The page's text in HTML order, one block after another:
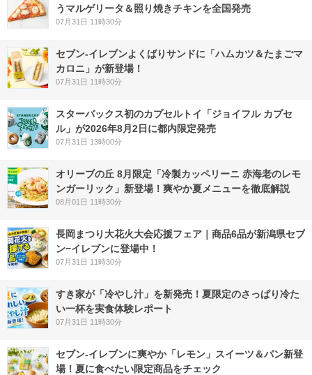
うマルゲリータ＆照り焼きチキンを全国発売
07月31日 11時30分
セブン‐イレブンよくばりサンドに「ハムカツ＆たまごマ
カロニ」が新登場！
07月31日 11時30分
スターバックス初のカプセルトイ「ジョイフル カプセ
ル」が2026年8月2日に都内限定発売
07月31日 13時00分
オリーブの丘 8月限定「冷製カッペリーニ 赤海老のレモ
ンガーリック」新登場！爽やか夏メニューを徹底解説
08月01日 11時30分
長岡まつり大花火大会応援フェア｜商品6品が新潟県セブ
ン−イレブンに登場中！
07月31日 11時30分
すき家が「冷やし汁」を新発売！夏限定のさっぱり冷た
い一杯を実食体験レポート
07月31日 11時30分
セブン‐イレブンに爽やか「レモン」スイーツ＆パン新登
場！夏に食べたい限定商品をチェック